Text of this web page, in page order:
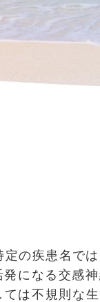
定の疾患名で
になる交感
ては不規則な